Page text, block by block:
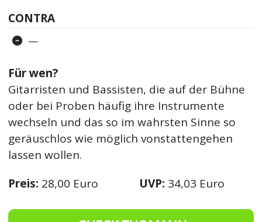
CONTRA
—
Für wen?
Gitarristen und Bassisten, die auf der Bühne
oder bei Proben häufig ihre Instrumente
wechseln und das so im wahrsten Sinne so
geräuschlos wie möglich vonstattengehen
lassen wollen.
Preis: 28,00 Euro UVP: 34,03 Euro